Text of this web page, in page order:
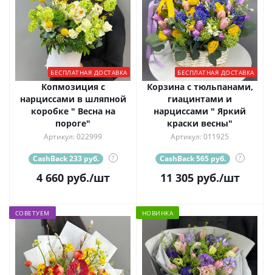
БЕСПЛАТНАЯ ДОСТАВКА
Копмозиция с
нарциссами в шляпной
коробке " Весна на
пороге"
Артикул: 022999
CashBack 233 руб. ?
4 660руб./шт
БЕСПЛАТНАЯ ДОСТАВКА
Корзина с тюльпанами,
гиацинтами и
нарциссами " Яркий
краски весны"
Артикул: 011925
CashBack 565 руб. ?
11 305руб./шт
СОВЕТУЕМ НОВИНКА